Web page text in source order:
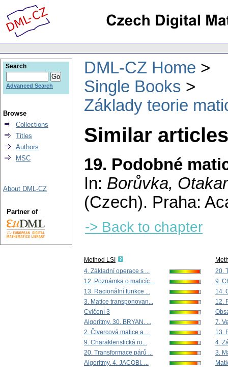
DML-CZ Home
Single Books
Základy teorie
Similar
19. Podobné
In: Borůvka, Otakar
(Czech). Praha:
-> Back to chapter
Method LSI
4. Základní operace s ...
12. Poznámka o maticíc...
13. Racionální funkce ...
3. Matice transponovan...
Cvičení 3
Algoritmy. 30. BRYAN. ...
2. Čtvercová matice a ...
9. Charakteristická ro...
20. Transformace párů ...
Algoritmy. 4. JACOBI. ...
20.
9.
14.
12.
7.
13.
4.
3.
Search
Advanced Search
Browse
Collections
Titles
Authors
MSC
About DML-CZ
Partner of